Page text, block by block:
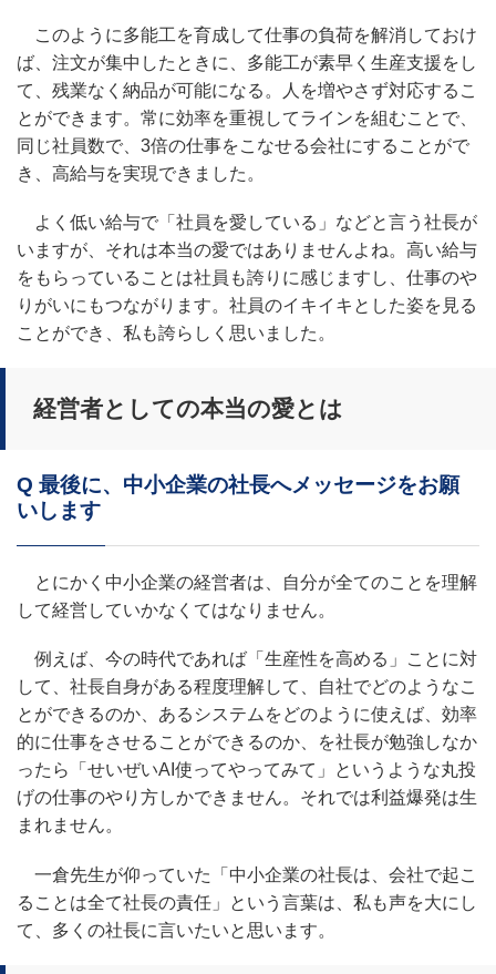
このように多能工を育成して仕事の負荷を解消しておけ
ば、注文が集中したときに、多能工が素早く生産支援をし
て、残業なく納品が可能になる。人を増やさず対応するこ
とができます。常に効率を重視してラインを組むことで、
同じ社員数で、3倍の仕事をこなせる会社にすることがで
き、高給与を実現できました。
よく低い給与で「社員を愛している」などと言う社長が
いますが、それは本当の愛ではありませんよね。高い給与
をもらっていることは社員も誇りに感じますし、仕事のや
りがいにもつながります。社員のイキイキとした姿を見る
ことができ、私も誇らしく思いました。
経営者としての本当の愛とは
Q 最後に、中小企業の社長へメッセージをお願
いします
とにかく中小企業の経営者は、自分が全てのことを理解
して経営していかなくてはなりません。
例えば、今の時代であれば「生産性を高める」ことに対
して、社長自身がある程度理解して、自社でどのようなこ
とができるのか、あるシステムをどのように使えば、効率
的に仕事をさせることができるのか、を社長が勉強しなか
ったら「せいぜいAI使ってやってみて」というような丸投
げの仕事のやり方しかできません。それでは利益爆発は生
まれません。
一倉先生が仰っていた「中小企業の社長は、会社で起こ
ることは全て社長の責任」という言葉は、私も声を大にし
て、多くの社長に言いたいと思います。